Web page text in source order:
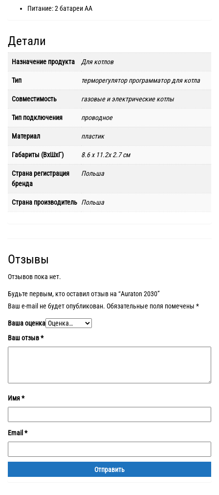
Питание: 2 батареи AA
Детали
Назначение продукта Для котлов
Тип терморегулятор программатор для котла
Совместимость газовые и электрические котлы
Тип подключения проводное
Материал пластик
Габариты (ВхШхГ) 8.6 x 11.2x 2.7 см
Страна регистрация
бренда
Польша
Страна производитель Польша
Отзывы
Отзывов пока нет.
Будьте первым, кто оставил отзыв на “Auraton 2030”
Ваш e-mail не будет опубликован. Обязательные поля помечены *
Ваша оценка
Ваш отзыв*
Имя*
Email *